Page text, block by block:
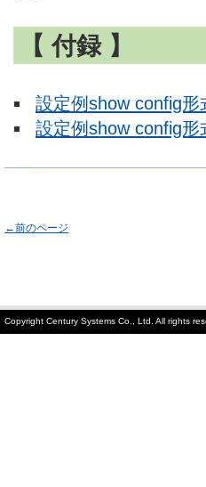
【 付録 】
設定例show config形
設定例show config形
←前のページ
Copyright Century Systems Co., Ltd. All rights